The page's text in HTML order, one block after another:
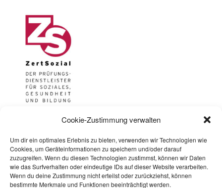
Cookie-Zustimmung verwalten
Um dir ein optimales Erlebnis zu bieten, verwenden wir Technologien wie
Cookies, um Geräteinformationen zu speichern und/oder darauf
zuzugreifen. Wenn du diesen Technologien zustimmst, können wir Daten
wie das Surfverhalten oder eindeutige IDs auf dieser Website verarbeiten.
Wenn du deine Zustimmung nicht erteilst oder zurückziehst, können
bestimmte Merkmale und Funktionen beeinträchtigt werden.
Impressum
Datenschutzerklärung